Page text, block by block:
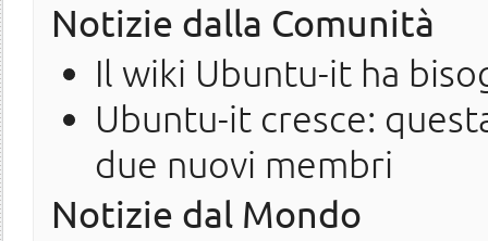
Notizie dalla Comunità
Il wiki Ubuntu-it ha
Ubuntu-it cresce:
due nuovi membri
Notizie dal Mondo